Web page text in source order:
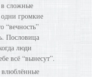
сложные
громкие
“вечность”
Пословица
люди
всё “вынесут”.